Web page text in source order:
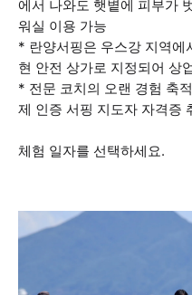
에서 나와도 햇볕에 피부가
워실 이용 가능
* 란양서핑은 우스강 지역에
현 안전 상가로 지정되어 상
* 전문 코치의 오랜 경험 축
제 인증 서핑 지도자 자격증
체험 일자를 선택하세요.